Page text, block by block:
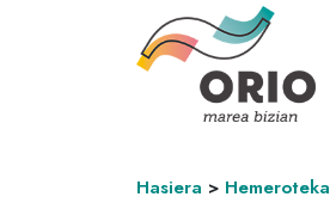
Hasiera > Hemeroteka